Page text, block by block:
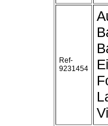
Ref-
9231454